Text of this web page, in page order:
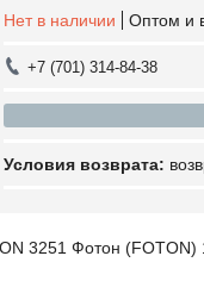
Нет в наличии Оптом и
+7 (701) 314-84-38
3251 Фотон (FOTON)